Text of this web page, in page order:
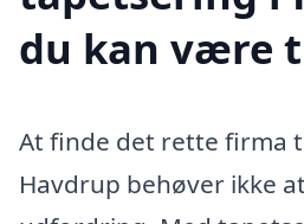
du kan være
At finde det rette firma
Havdrup behøver ikke